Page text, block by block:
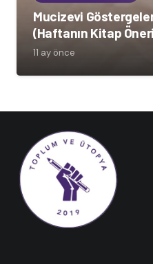
Mucizevi
(Haftanın Kitap
11 ay önce